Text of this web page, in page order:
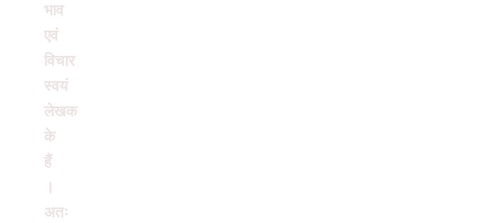
भाव
एवं
विचार
स्वयं
लेखक
के
हैं
अतः